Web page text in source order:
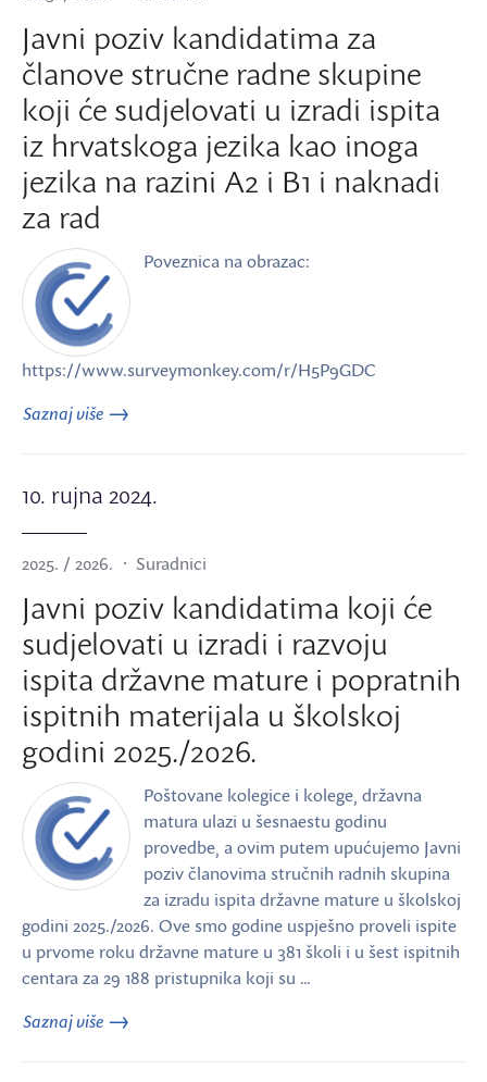
Javni poziv kandidatima za
članove stručne radne skupine
koji će sudjelovati u izradi ispita
iz hrvatskoga jezika kao inoga
jezika na razini A2 i B1 i naknadi
za rad
Poveznica na obrazac:
https://www.surveymonkey.com/r/H5P9GDC
Saznaj više
10. rujna 2024.
2025. / 2026. Suradnici
Javni poziv kandidatima koji će
sudjelovati u izradi i razvoju
ispita državne mature i popratnih
ispitnih materijala u školskoj
godini 2025./2026.
Poštovane kolegice i kolege, državna
matura ulazi u šesnaestu godinu
provedbe, a ovim putem upućujemo Javni
poziv članovima stručnih radnih skupina
za izradu ispita državne mature u školskoj
godini 2025./2026. Ove smo godine uspješno proveli ispite
u prvome roku državne mature u 381 školi i u šest ispitnih
centara za 29 188 pristupnika koji su …
Saznaj više